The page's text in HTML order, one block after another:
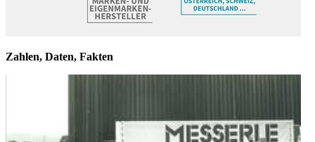
Zahlen, Daten, Fakten